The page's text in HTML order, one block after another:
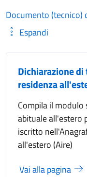
Documento (tecnico)
Espandi
Dichiarazione
residenza
Compila il
abituale all'estero
iscritto
all'estero (Aire)
Vai alla pagina